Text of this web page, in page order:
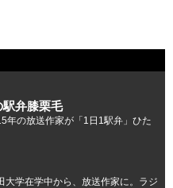
駅弁膝栗毛
年の放送作家が「1日1駅弁」ひた
学在学中から、放送作家に。ラジ